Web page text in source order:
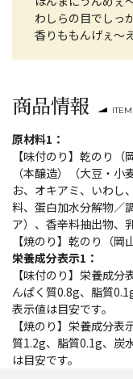
わしらの目でしっ
香りももんげぇ～
商品情報
原材料1：
【味付のり】乾のり
（本醸造）（大豆・
お、オキアミ、いわし
料、蛋白加水分解物／
ア）、香辛料抽出物、
【焼のり】乾のり（岡
栄養成分表示1：
【味付のり】栄養成
んぱく質0.8g、脂質
表示値は目安です。
【焼のり】栄養成分
質1.2g、脂質0.1g、炭
は目安です。